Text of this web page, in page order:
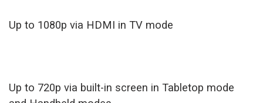
Up to 1080p via HDMI in TV mode
Up to 720p via built-in screen in Tabletop mode